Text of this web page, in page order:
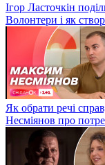
Ігор Ласточкін
Волонтери і як
Як обрати речі
Несміянов про